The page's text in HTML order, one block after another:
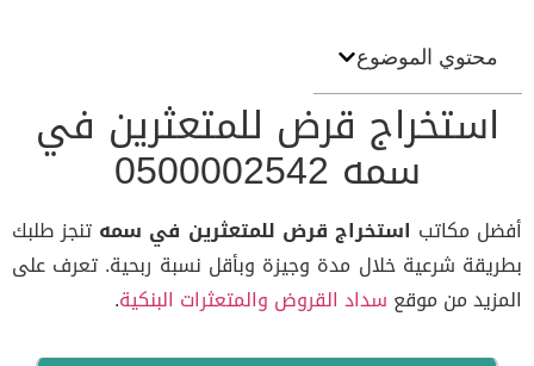
محتوي الموضوع
استخراج قرض للمتعثرين في
سمه 0500002542
أفضل مكاتب استخراج قرض للمتعثرين في سمه تنجز طلبك
بطريقة شرعية خلال مدة وجيزة وبأقل نسبة ربحية. تعرف على
المزيد من موقع سداد القروض والمتعثرات البنكية.